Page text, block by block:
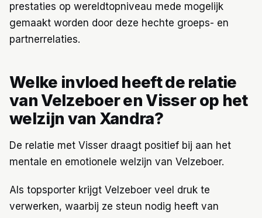
prestaties op wereldtopniveau mede mogelijk
gemaakt worden door deze hechte groeps- en
partnerrelaties.
Welke invloed heeft de relatie
van Velzeboer en Visser op het
welzijn van Xandra?
De relatie met Visser draagt positief bij aan het
mentale en emotionele welzijn van Velzeboer.
Als topsporter krijgt Velzeboer veel druk te
verwerken, waarbij ze steun nodig heeft van